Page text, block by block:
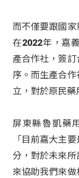
而不僅要跟國
在2022年，嘉
產合作社，簽
序。而生產合
立，對於原民藥
屏東縣魯凱藥
「目前嘉大主
分，對於未來
來協助我們來